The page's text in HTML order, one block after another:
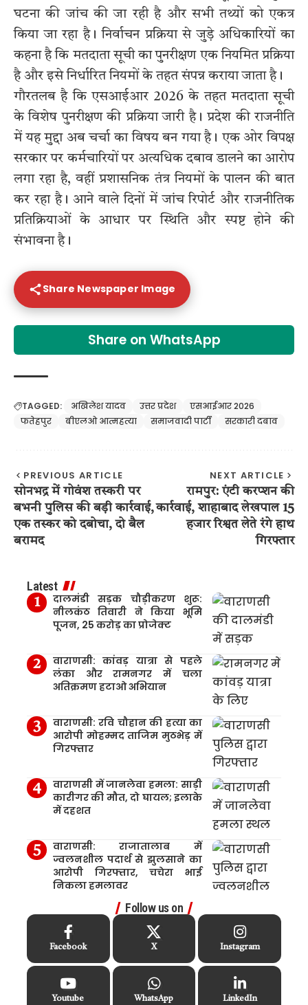
घटना की जांच की जा रही है और सभी तथ्यों को एकत्र
किया जा रहा है। निर्वाचन प्रक्रिया से जुड़े अधिकारियों का
कहना है कि मतदाता सूची का पुनरीक्षण एक नियमित प्रक्रिया
है और इसे निर्धारित नियमों के तहत संपन्न कराया जाता है।
गौरतलब है कि एसआईआर 2026 के तहत मतदाता सूची
के विशेष पुनरीक्षण की प्रक्रिया जारी है। प्रदेश की राजनीति
में यह मुद्दा अब चर्चा का विषय बन गया है। एक ओर विपक्ष
सरकार पर कर्मचारियों पर अत्यधिक दबाव डालने का आरोप
लगा रहा है, वहीं प्रशासनिक तंत्र नियमों के पालन की बात
कर रहा है। आने वाले दिनों में जांच रिपोर्ट और राजनीतिक
प्रतिक्रियाओं के आधार पर स्थिति और स्पष्ट होने की
संभावना है।
Share Newspaper Image
Share on WhatsApp
TAGGED: अखिलेश यादव उत्तर प्रदेश
एसआईआर 2026
फतेहपुर
बीएलओ आत्महत्या समाजवादी पार्टी सरकारी दबाव
PREVIOUS ARTICLE
सोनभद्र में गोवंश तस्करी पर
बभनी पुलिस की बड़ी कार्रवाई,
एक तस्कर को दबोचा, दो बैल
बरामद
NEXT ARTICLE
रामपुर: एंटी करप्शन की
कार्रवाई, शाहाबाद लेखपाल 15
हजार रिश्वत लेते रंगे हाथ
गिरफ्तार
Latest
दालमंडी सड़क चौड़ीकरण शुरू:
नीलकंठ तिवारी ने किया भूमि
पूजन, 25 करोड़ का प्रोजेक्ट
वाराणसी: कांवड़ यात्रा से पहले
लंका और रामनगर में चला
अतिक्रमण हटाओ अभियान
वाराणसी: रवि चौहान की हत्या का
आरोपी मोहम्मद ताजिम मुठभेड़ में
गिरफ्तार
वाराणसी में जानलेवा हमला: साड़ी
कारीगर की मौत, दो घायल; इलाके
में दहशत
वाराणसी: राजातालाब में
ज्वलनशील पदार्थ से झुलसाने का
आरोपी गिरफ्तार, चचेरा भाई
निकला हमलावर
Follow us on
Facebook X Instagram
Youtube WhatsApp LinkedIn